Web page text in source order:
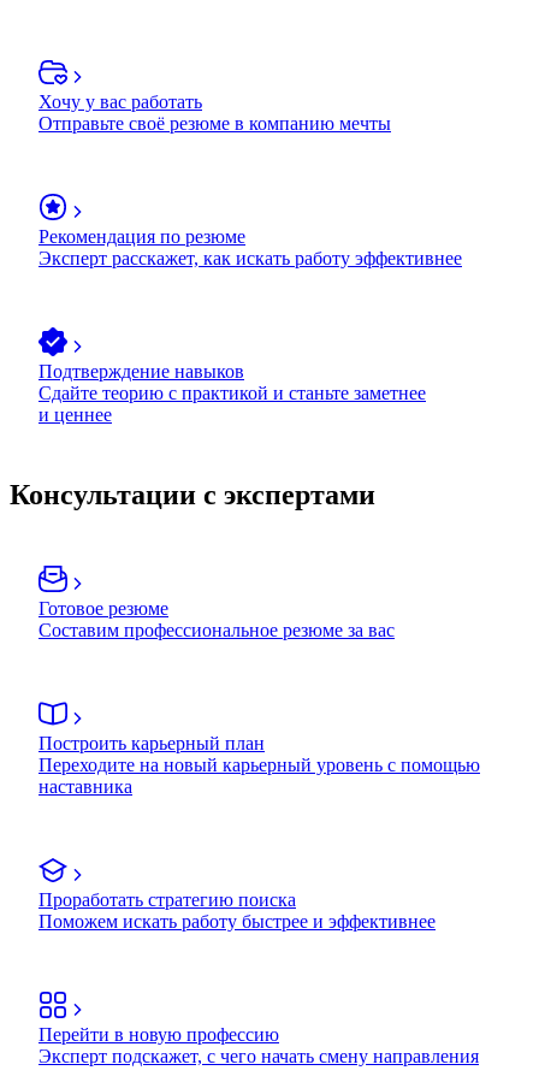
Хочу у вас работать
Отправьте своё резюме в компанию мечты
Рекомендация по резюме
Эксперт расскажет, как искать работу эффективнее
Подтверждение навыков
Сдайте теорию с практикой и станьте заметнее
и ценнее
Консультации с экспертами
Готовое резюме
Составим профессиональное резюме за вас
Построить карьерный план
Переходите на новый карьерный уровень с помощью
наставника
Проработать стратегию поиска
Поможем искать работу быстрее и эффективнее
Перейти в новую профессию
Эксперт подскажет, с чего начать смену направления